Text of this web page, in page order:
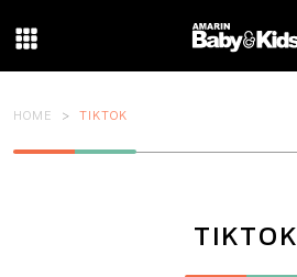
HOME TIKTOK
TIKTOK